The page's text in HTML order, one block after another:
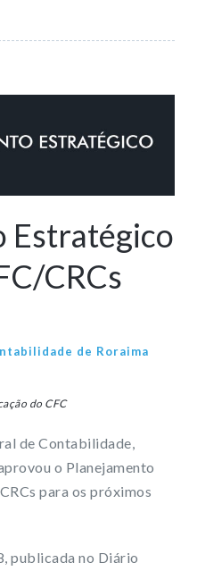
Estratégico
CRCs
de Roraima
do CFC
de Contabilidade,
o Planejamento
para os próximos
publicada no Diário